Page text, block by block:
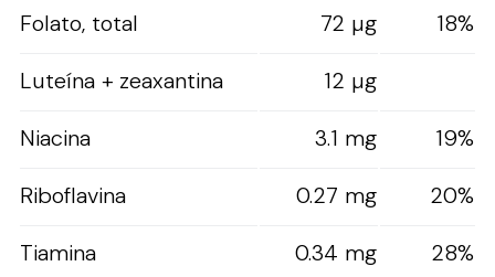
Folato, total
72 µg
18%
Luteína + zeaxantina
12 µg
Niacina
3.1 mg
19%
Riboflavina
0.27 mg
20%
Tiamina
0.34 mg
28%